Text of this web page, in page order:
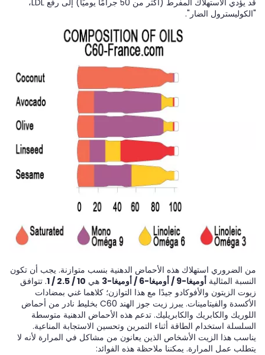
قد يؤدي الاستهلاك المفرط (أكثر من 50 جرامًا يوميًا) إلى رفع LDL،
"الكوليسترول الضار".
من الضروري استهلاك هذه الأحماض الدهنية بنسب متوازنة. يجب أن تكون
النسبة المثالية أوميغا-9 / أوميغا-6 / أوميغا-3 هي 10 / 2.5 / 1
. تتوافق
زيوت الزيتون والأفوكادو جيدًا مع هذا التوازن؛ كلاهما غني بمضادات
الأكسدة والفيتامينات. يبرز زيت جوز الهند C60 بخليط نادر من أحماض
اللوريك والكابريك والكابريليك. تدعم هذه الأحماض الدهنية متوسطة
السلسلة استخدام الطاقة أثناء التمرين وتحسين الاستجابة المناعية.
يناسب هذا الزيت الأشخاص الذين يعانون من مشاكل في المرارة لأنه لا
يتطلب عمل المرارة. يمكننا ملاحظة هذه الفوائد: